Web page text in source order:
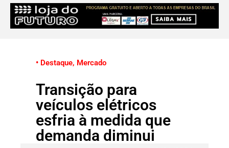
• Destaque, Mercado
Transição para
veículos elétricos
esfria à medida que
demanda diminui